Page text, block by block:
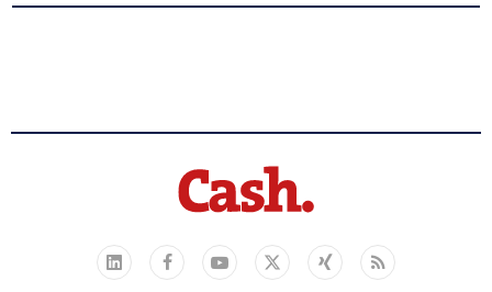
LinkedIn
FacebookYouTube
X
Xing Feed